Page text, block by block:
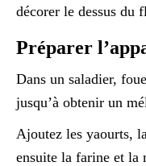
décorer le dessus du
Préparer
Dans un saladier,
jusqu’à obtenir un
Ajoutez les yaourts,
ensuite la farine et la